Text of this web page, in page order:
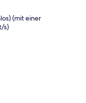
(mit einer
s)